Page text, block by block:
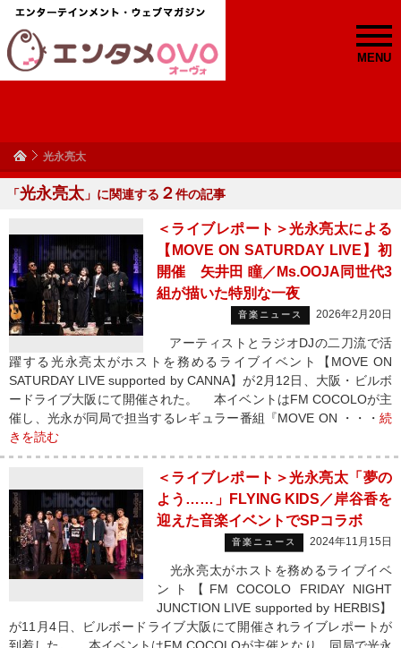
MENU
光永亮太
「光永亮太 」に関連する ２件の記事
＜ライブレポート＞光永亮太による
【MOVE ON SATURDAY LIVE】初
開催 矢井田 瞳／Ms.OOJA同世代3
組が描いた特別な一夜
音楽ニュース 2026年2月20日
アーティストとラジオDJの二刀流で活
躍する光永亮太がホストを務めるライブイベント【MOVE ON
SATURDAY LIVE supported by CANNA】が2月12日、大阪・ビルボ
ードライブ大阪にて開催された。 本イベントはFM COCOLOが主
催し、光永が同局で担当するレギュラー番組『MOVE ON ・・・ 続
きを読む
＜ライブレポート＞光永亮太「夢の
よう……」FLYING KIDS／岸谷香を
迎えた音楽イベントでSPコラボ
音楽ニュース 2024年11月15日
光永亮太がホストを務めるライブイベ
ント【FM COCOLO FRIDAY NIGHT
JUNCTION LIVE supported by HERBIS】
が11月4日、ビルボードライブ大阪にて開催されライブレポートが